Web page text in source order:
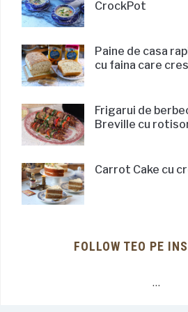
CrockPot
Paine de casa
cu faina care
Frigarui de
Breville cu
Carrot Cake cu
FOLLOW TEO PE
…